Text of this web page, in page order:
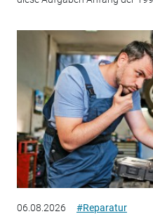
06.08.2026 #Reparatur